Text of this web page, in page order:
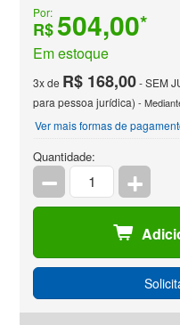
Por:
R$504,00*
Em estoque
3x de R$ 168,00- SEM
para pessoa jurídica) -
Ver mais formas de
Quantidade: